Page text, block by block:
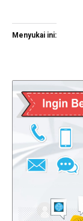
Menyukai ini: